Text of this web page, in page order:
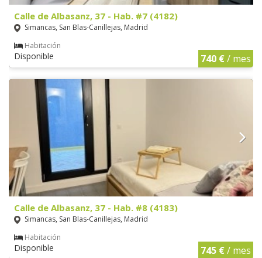
Calle de Albasanz, 37 - Hab. #7 (4182)
Simancas, San Blas-Canillejas, Madrid
Habitación
Disponible 740 €/ mes
Calle de Albasanz, 37 - Hab. #8 (4183)
Simancas, San Blas-Canillejas, Madrid
Habitación
Disponible 745 €/ mes